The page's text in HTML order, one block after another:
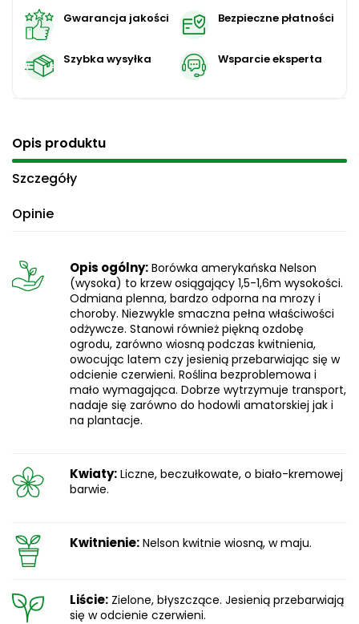
Gwarancja jakości Bezpieczne płatności
Szybka wysyłka Wsparcie eksperta
Opis produktu
Szczegóły
Opinie
Opis ogólny: Borówka amerykańska Nelson
(wysoka) to krzew osiągający 1,5-1,6m wysokości.
Odmiana plenna, bardzo odporna na mrozy i
choroby. Niezwykle smaczna pełna właściwości
odżywcze. Stanowi również piękną ozdobę
ogrodu, zarówno wiosną podczas kwitnienia,
owocując latem czy jesienią przebarwiając się w
odcienie czerwieni. Roślina bezproblemowa i
mało wymagająca. Dobrze wytrzymuje transport,
nadaje się zarówno do hodowli amatorskiej jak i
na plantacje.
Kwiaty: Liczne, beczułkowate, o biało-kremowej
barwie.
Kwitnienie: Nelson kwitnie wiosną, w maju.
Liście: Zielone, błyszczące. Jesienią przebarwiają
się w odcienie czerwieni.